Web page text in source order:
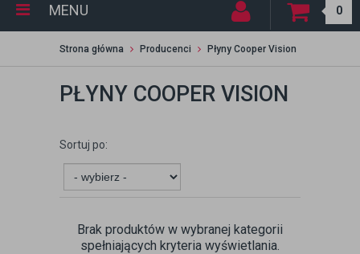
MENU 0
Strona główna Producenci Płyny Cooper Vision
PŁYNY COOPER VISION
Sortuj po:
Brak produktów w wybranej kategorii
spełniających kryteria wyświetlania.